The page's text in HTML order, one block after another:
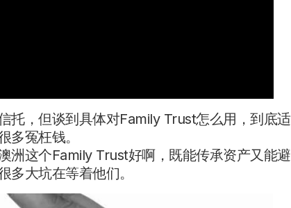
托，但谈到具体对Family Trust怎么用，到底适
多冤枉钱。
洲这个Family Trust好啊，既能传承资产又能避
大坑在等着他们。